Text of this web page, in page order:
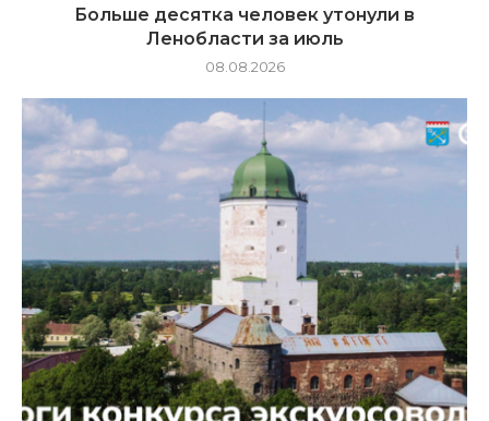
Больше десятка человек утонули в
Ленобласти за июль
08.08.2026